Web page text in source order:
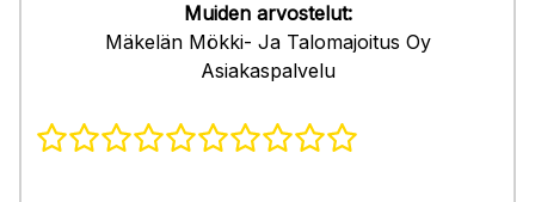
Muiden arvostelut:
Mäkelän Mökki- Ja Talomajoitus Oy
Asiakaspalvelu